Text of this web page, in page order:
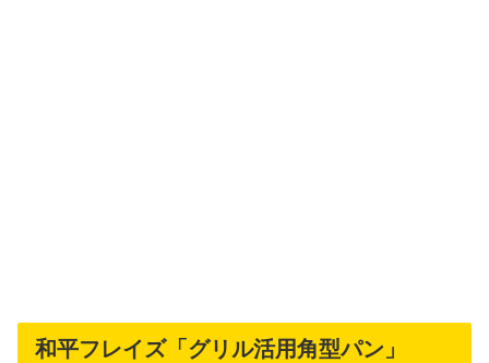
和平フレイズ「グリル活用角型パン」